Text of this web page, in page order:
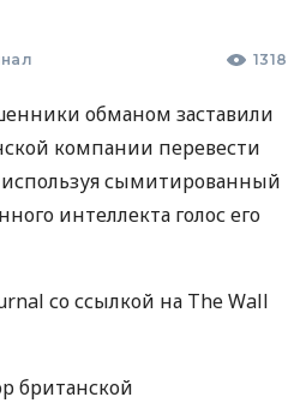
1318
обманом заставили
компании перевести
сымитированный
интеллекта голос его
со ссылкой на The Wall
британской